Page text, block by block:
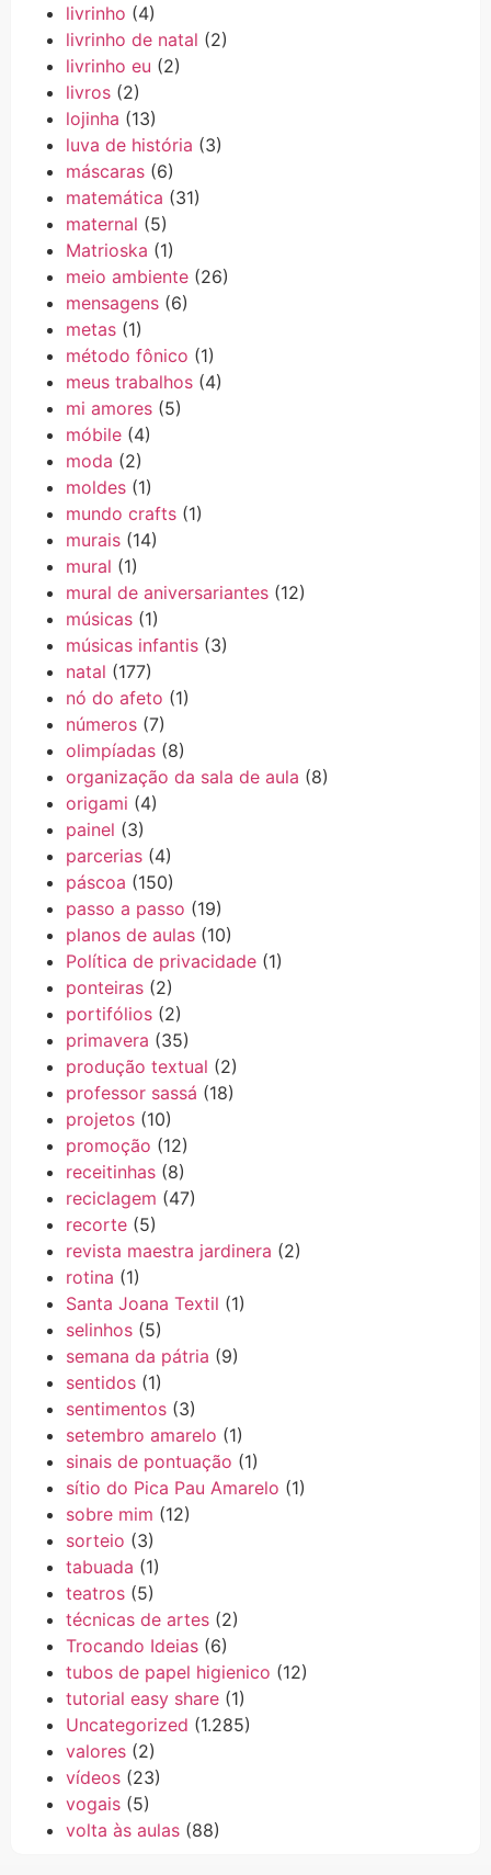
livrinho (4)
livrinho de natal (2)
livrinho eu (2)
livros (2)
lojinha (13)
luva de história (3)
máscaras (6)
matemática (31)
maternal (5)
Matrioska (1)
meio ambiente (26)
mensagens (6)
metas (1)
método fônico (1)
meus trabalhos (4)
mi amores (5)
móbile (4)
moda (2)
moldes (1)
mundo crafts (1)
murais (14)
mural (1)
mural de aniversariantes (12)
músicas (1)
músicas infantis (3)
natal (177)
nó do afeto (1)
números (7)
olimpíadas (8)
organização da sala de aula (8)
origami (4)
painel (3)
parcerias (4)
páscoa (150)
passo a passo (19)
planos de aulas (10)
Política de privacidade (1)
ponteiras (2)
portifólios (2)
primavera (35)
produção textual (2)
professor sassá (18)
projetos (10)
promoção (12)
receitinhas (8)
reciclagem (47)
recorte (5)
revista maestra jardinera (2)
rotina (1)
Santa Joana Textil (1)
selinhos (5)
semana da pátria (9)
sentidos (1)
sentimentos (3)
setembro amarelo (1)
sinais de pontuação (1)
sítio do Pica Pau Amarelo (1)
sobre mim (12)
sorteio (3)
tabuada (1)
teatros (5)
técnicas de artes (2)
Trocando Ideias (6)
tubos de papel higienico (12)
tutorial easy share (1)
Uncategorized (1.285)
valores (2)
vídeos (23)
vogais (5)
volta às aulas (88)